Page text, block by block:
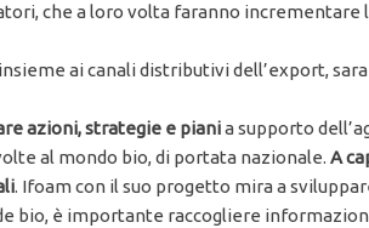
che a loro volta faranno
ai canali distributivi dell’export,
azioni, strategie e piania supporto
al mondo bio, di portata nazionale. A
. Ifoam con il suo progetto mira a
bio, è importante raccogliere